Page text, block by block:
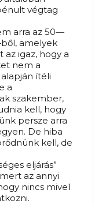
végtag
arra az 50—
amelyek
az igaz, hogy a
nem a
ítéli
a
szakember,
kell, hogy
persze arra
De hiba
kell, de
eljárás”
az annyi
nincs mivel